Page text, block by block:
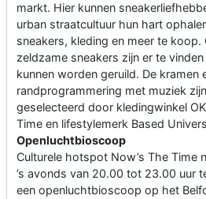
markt. Hier kunnen
urban straatcultuur hun hart
sneakers, kleding en meer te koop.
zeldzame sneakers zijn er te
kunnen worden geruild. De kramen
randprogrammering met muziek
geselecteerd door kledingwinkel
Time en lifestylemerk Based
Openluchtbioscoop
Culturele hotspot Now’s The Time
’s avonds van 20.00 tot 23.00 uur
een openluchtbioscoop op het